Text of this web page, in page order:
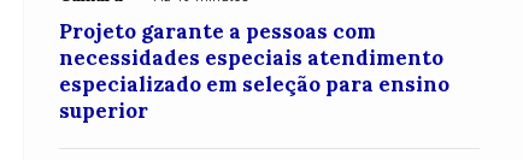
Projeto garante a pessoas com
necessidades especiais atendimento
especializado em seleção para ensino
superior